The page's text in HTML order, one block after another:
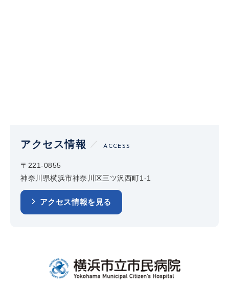
アクセス情報 ACCESS
〒221-0855
神奈川県横浜市神奈川区三ツ沢西町1-1
アクセス情報を見る